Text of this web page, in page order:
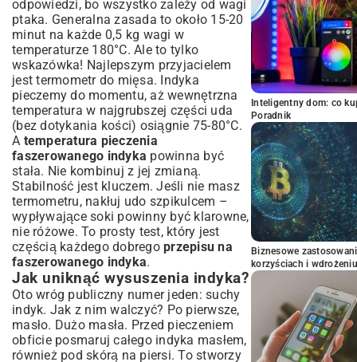
odpowiedzi, bo wszystko zależy od wagi
ptaka. Generalna zasada to około 15-20
minut na każde 0,5 kg wagi w
temperaturze 180°C. Ale to tylko
wskazówka! Najlepszym przyjacielem
jest termometr do mięsa. Indyka
pieczemy do momentu, aż wewnętrzna
temperatura w najgrubszej części uda
(bez dotykania kości) osiągnie 75-80°C.
A temperatura pieczenia
faszerowanego indyka powinna być
stała. Nie kombinuj z jej zmianą.
Stabilność jest kluczem. Jeśli nie masz
termometru, nakłuj udo szpikulcem –
wypływające soki powinny być klarowne,
nie różowe. To prosty test, który jest
częścią każdego dobrego przepisu na
faszerowanego indyka.
Jak uniknąć wysuszenia indyka?
Oto wróg publiczny numer jeden: suchy
indyk. Jak z nim walczyć? Po pierwsze,
masło. Dużo masła. Przed pieczeniem
obficie posmaruj całego indyka masłem,
również pod skórą na piersi. To stworzy
Inteligentny dom: co
Poradnik
Biznesowe
korzyściach i wdrożeniu